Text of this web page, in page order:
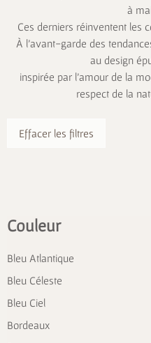
à
Ces derniers réinventent les
À l’avant-garde des
au design
inspirée par l’amour de la
respect de la
Effacer les filtres
Couleur
Bleu Atlantique
Bleu Céleste
Bleu Ciel
Bordeaux